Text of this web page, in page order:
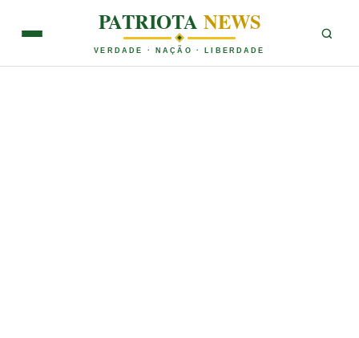
PATRIOTANEWS
VERDADE · NAÇÃO · LIBERDADE